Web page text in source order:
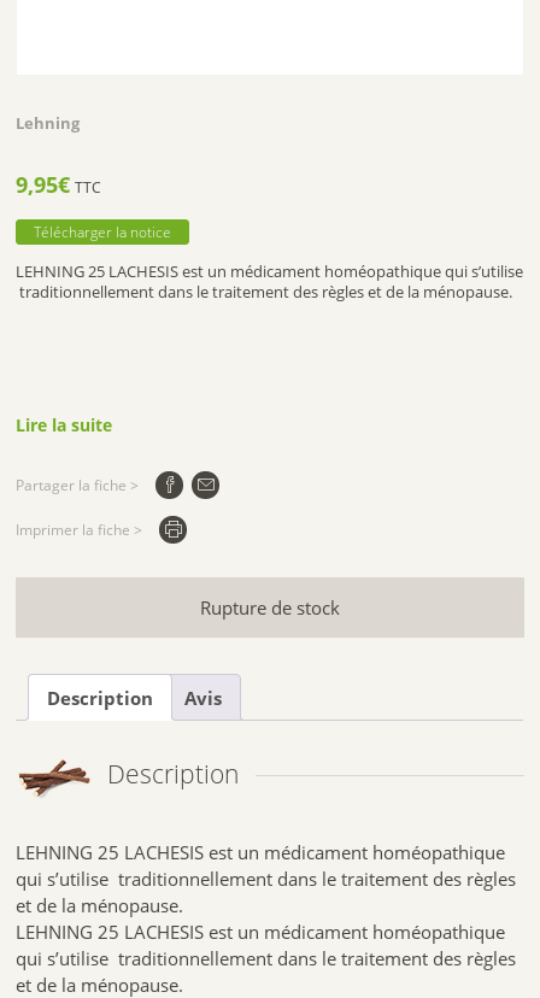
Lehning
9,95€ TTC
Télécharger la notice
LEHNING 25 LACHESIS est un médicament homéopathique qui s’utilise
traditionnellement dans le traitement des règles et de la ménopause.
Lire la suite
Partager la fiche >
Imprimer la fiche >
Rupture de stock
Description Avis
Description
LEHNING 25 LACHESIS est un médicament homéopathique
qui s’utilise traditionnellement dans le traitement des règles
et de la ménopause.
LEHNING 25 LACHESIS est un médicament homéopathique
qui s’utilise traditionnellement dans le traitement des règles
et de la ménopause.